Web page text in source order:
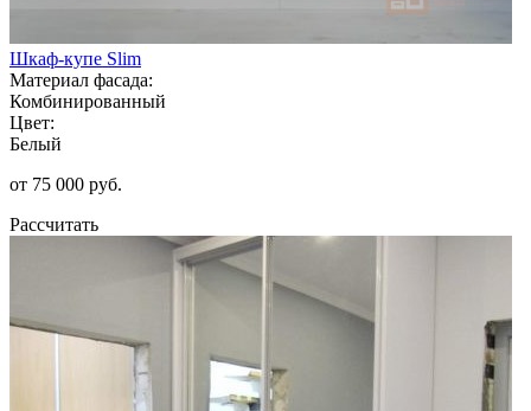
Шкаф-купе Slim
Материал фасада:
Комбинированный
Цвет:
Белый
от 75 000 руб.
Рассчитать